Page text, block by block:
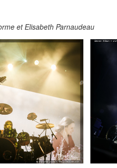
et Elisabeth Parnaudeau